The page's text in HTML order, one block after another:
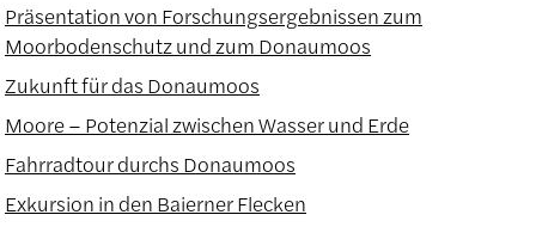
Präsentation von Forschungsergebnissen zum
Moorbodenschutz und zum Donaumoos
Zukunft für das Donaumoos
Moore – Potenzial zwischen Wasser und Erde
Fahrradtour durchs Donaumoos
Exkursion in den Baierner Flecken